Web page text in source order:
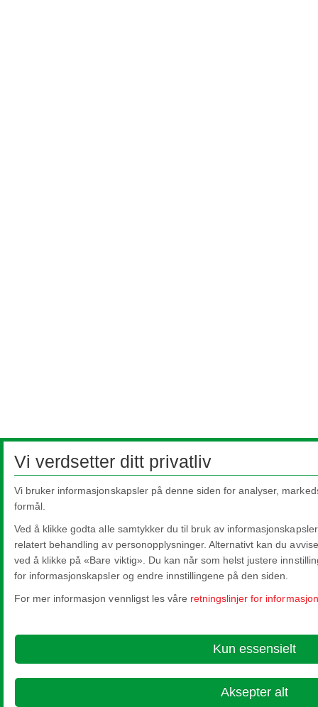
Vi verdsetter ditt privatliv
Vi bruker informasjonskapsler på denne siden for analyser,
formål.
Ved å klikke godta alle samtykker du til bruk av
relatert behandling av personopplysninger. Alternativt kan du
ved å klikke på «Bare viktig». Du kan når som helst justere
for informasjonskapsler og endre innstillingene på den siden.
For mer informasjon vennligst les våre retningslinjer for
Kun essensielt
Aksepter alt